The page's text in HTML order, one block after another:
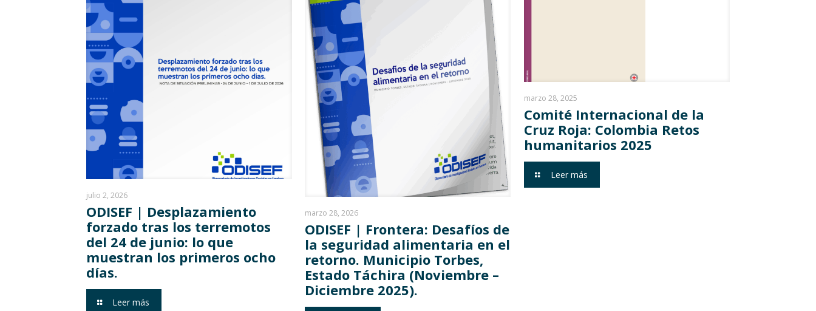
julio 2, 2026
ODISEF | Desplazamiento
forzado tras los terremotos
del 24 de junio: lo que
muestran los primeros ocho
días.
Leer más
marzo 28, 2026
ODISEF | Frontera: Desafíos de
la seguridad alimentaria en el
retorno. Municipio Torbes,
Estado Táchira (Noviembre –
Diciembre 2025).
marzo 28, 2025
Comité Internacional de la
Cruz Roja: Colombia Retos
humanitarios 2025
Leer más